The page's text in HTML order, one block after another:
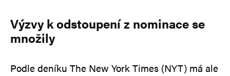
Výzvy k odstoupení z nominace se
množily
Podle deníku The New York Times (NYT) má ale